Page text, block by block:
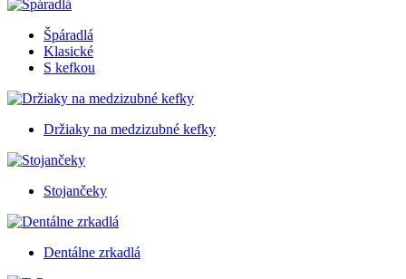
Špáradlá
Klasické
S kefkou
Držiaky na medzizubné kefky
Stojančeky
Dentálne zrkadlá